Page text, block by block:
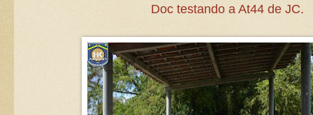
Doc testando a At44 de JC.